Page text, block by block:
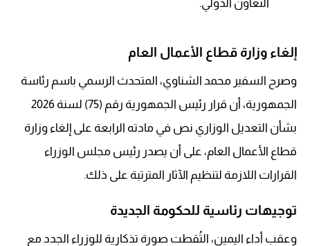
التعاون الدولي.
إلغاء وزارة قطاع الأعمال العام
وصرح السفير محمد الشناوي، المتحدث الرسمي باسم رئاسة
الجمهورية، أن قرار رئيس الجمهورية رقم (75) لسنة 2026
بشأن التعديل الوزاري نص في مادته الرابعة على إلغاء وزارة
قطاع الأعمال العام، على أن يصدر رئيس مجلس الوزراء
القرارات اللازمة لتنظيم الآثار المترتبة على ذلك.
توجيهات رئاسية للحكومة الجديدة
وعقب أداء اليمين، التُقطت صورة تذكارية للوزراء الجدد مع